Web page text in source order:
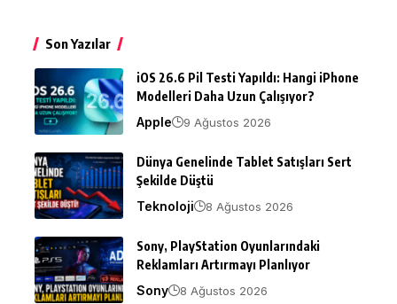
Son Yazılar
iOS 26.6 Pil Testi Yapıldı: Hangi iPhone
Modelleri Daha Uzun Çalışıyor?
Apple
9 Ağustos 2026
Dünya Genelinde Tablet Satışları Sert
Şekilde Düştü
Teknoloji
8 Ağustos 2026
Sony, PlayStation Oyunlarındaki
Reklamları Artırmayı Planlıyor
Sony
8 Ağustos 2026